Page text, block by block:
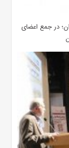
در جمع اعضای